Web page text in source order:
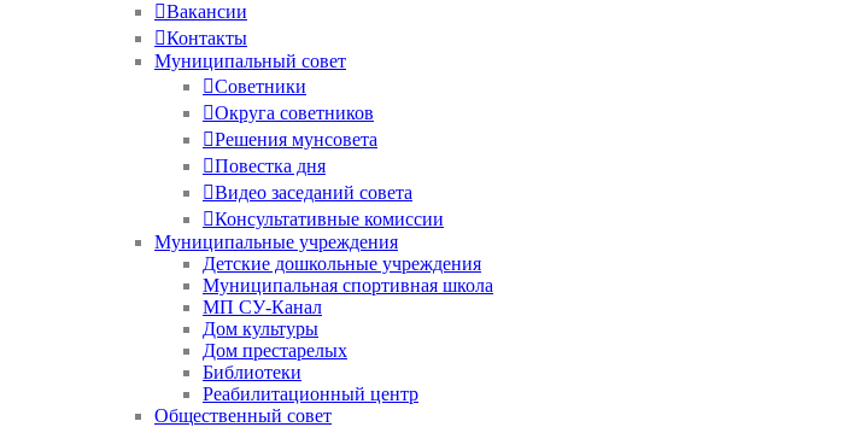
Вакансии
Контакты
Муниципальный совет
Советники
Округа советников
Решения мунсовета
Повестка дня
Видео заседаний совета
Консультативные комиссии
Муниципальные учреждения
Детские дошкольные учреждения
Муниципальная спортивная школа
МП СУ-Канал
Дом культуры
Дом престарелых
Библиотеки
Реабилитационный центр
Общественный совет